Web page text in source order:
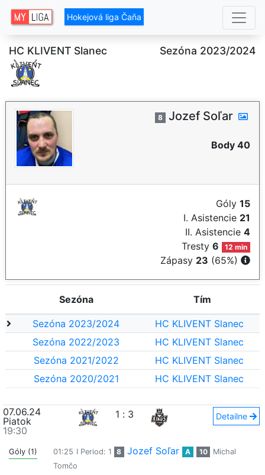
Hokejová liga Čaňa
HC KLIVENT Slanec Sezóna 2023/2024
8 Jozef Soľar
Body 40
Góly 15
I. Asistencie 21
II. Asistencie 4
Tresty6 12 min
Zápasy 23 (65%)
Sezóna Tím
Sezóna 2023/2024
HC KLIVENT Slanec
Sezóna 2022/2023
HC KLIVENT Slanec
Sezóna 2021/2022
HC KLIVENT Slanec
Sezóna 2020/2021
HC KLIVENT Slanec
07.06.24
Piatok
19:30
1 : 3 Detailne
Góly (1) 01:25 I Period: 1 8 Jozef Soľar A 10
Michal
Tomčo